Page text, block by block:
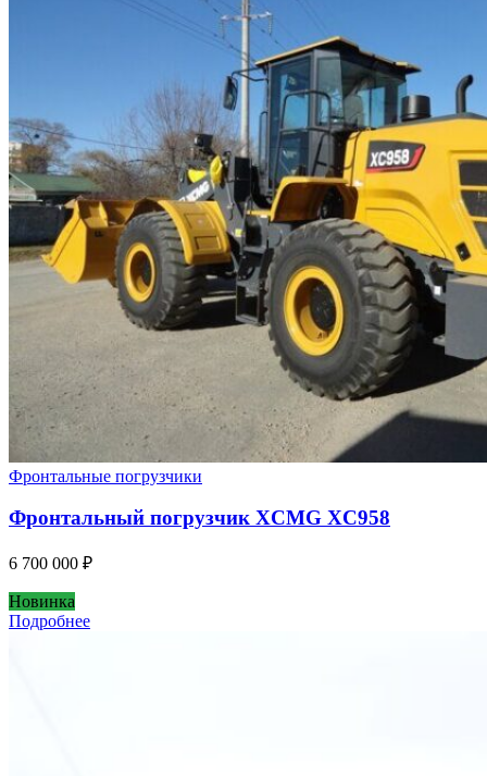
Фронтальные погрузчики
Фронтальный погрузчик XCMG XC958
6 700 000 ₽
Новинка
Подробнее